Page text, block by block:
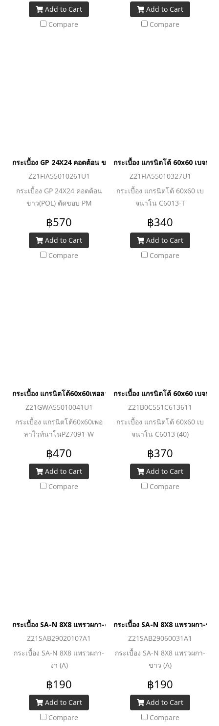
Add to Cart
Compare
Add to Cart
Compare
กระเบื้อง GP 24X24 คอตต้อน ขาว(POL) ตัดขอบ PM
Z21FIA55010261U1
กระเบื้อง GP 24X24 คอตต้อน
ขาว(POL) ตัดขอบ PM
฿570
Add to Cart
Compare
กระเบื้อง แกรนิตโต้ 60x60 เบจนา
Z21FIA55010327U1
กระเบื้อง แกรนิตโต้ 60x60 เบ
จนาโน C6013-T
฿340
Add to Cart
Compare
กระเบื้อง แกรนิตโต้60x60เพอลาไวท์นาโนPZ7091-W
Z21GWA55010041U1
กระเบื้อง แกรนิตโต้60x60เพอ
ลาไวท์นาโนPZ7091-W
฿470
Add to Cart
Compare
กระเบื้อง แกรนิตโต้ 60x60 เบจนา
Z21B0C551C613611
กระเบื้อง แกรนิตโต้ 60x60 เบ
จนาโน C6013 (40)
฿370
Add to Cart
Compare
กระเบื้อง SA-N 8X8 แพรวผกา-งา (A)
Z21SAB29020107A1
กระเบื้อง SA-N 8X8 แพรวผกา-
งา (A)
฿190
Add to Cart
Compare
กระเบื้อง SA-N 8X8 แพรวผกา-ขา
Z21SAB29060031A1
กระเบื้อง SA-N 8X8 แพรวผกา-
ขาว (A)
฿190
Add to Cart
Compare